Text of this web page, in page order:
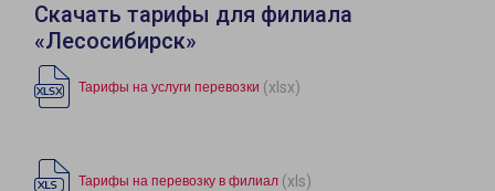
Скачать тарифы для филиала
«Лесосибирск»
Тарифы на услуги перевозки (xlsx)
Тарифы на перевозку в филиал (xls)